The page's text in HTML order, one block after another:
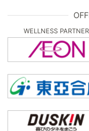
WELLNESS PARTNER